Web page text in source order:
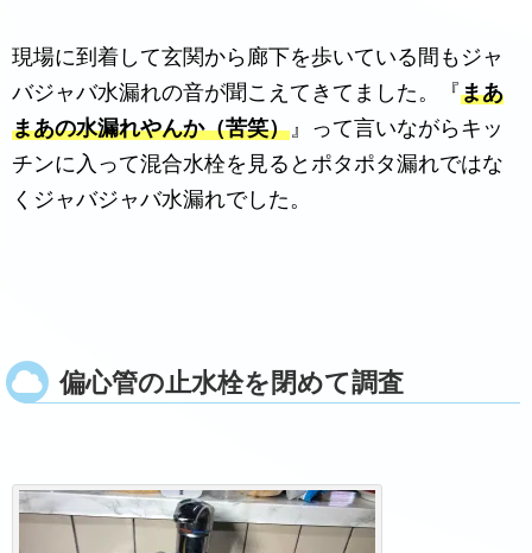
現場に到着して玄関から廊下を歩いている間もジャ
バジャバ水漏れの音が聞こえてきてました。『まあ
まあの水漏れやんか（苦笑） 』って言いながらキッ
チンに入って混合水栓を見るとポタポタ漏れではな
くジャバジャバ水漏れでした。
偏心管の止水栓を閉めて調査